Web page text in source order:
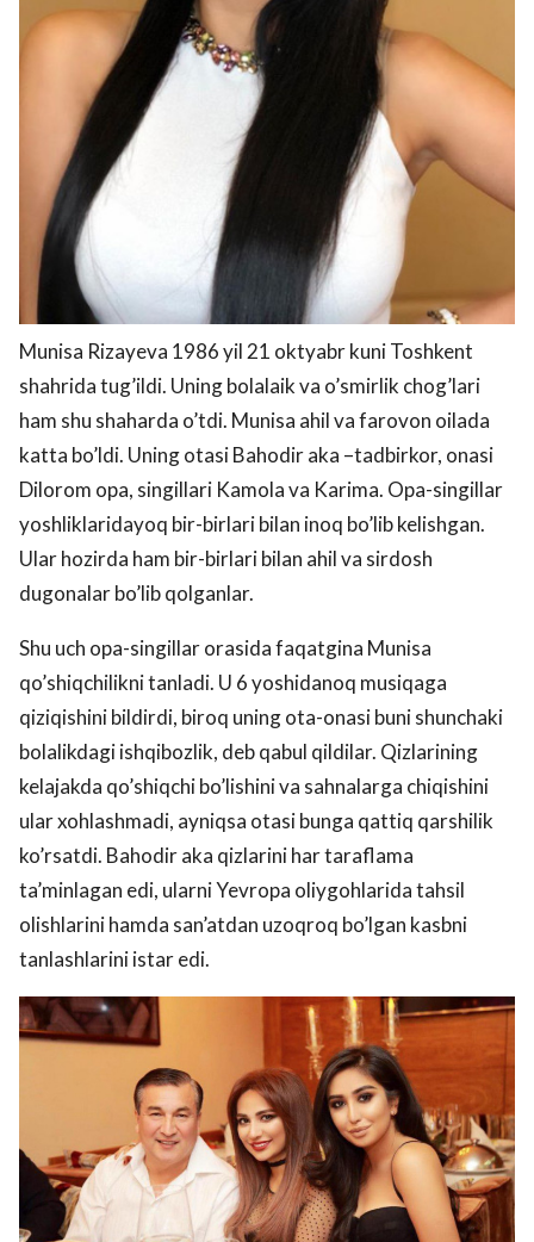
Munisa Rizayeva 1986 yil 21 oktyabr kuni Toshkent
shahrida tug’ildi. Uning bolalaik va o’smirlik chog’lari
ham shu shaharda o’tdi. Munisa ahil va farovon oilada
katta bo’ldi. Uning otasi Bahodir aka –tadbirkor, onasi
Dilorom opa, singillari Kamola va Karima. Opa-singillar
yoshliklaridayoq bir-birlari bilan inoq bo’lib kelishgan.
Ular hozirda ham bir-birlari bilan ahil va sirdosh
dugonalar bo’lib qolganlar.
Shu uch opa-singillar orasida faqatgina Munisa
qo’shiqchilikni tanladi. U 6 yoshidanoq musiqaga
qiziqishini bildirdi, biroq uning ota-onasi buni shunchaki
bolalikdagi ishqibozlik, deb qabul qildilar. Qizlarining
kelajakda qo’shiqchi bo’lishini va sahnalarga chiqishini
ular xohlashmadi, ayniqsa otasi bunga qattiq qarshilik
ko’rsatdi. Bahodir aka qizlarini har taraflama
ta’minlagan edi, ularni Yevropa oliygohlarida tahsil
olishlarini hamda san’atdan uzoqroq bo’lgan kasbni
tanlashlarini istar edi.